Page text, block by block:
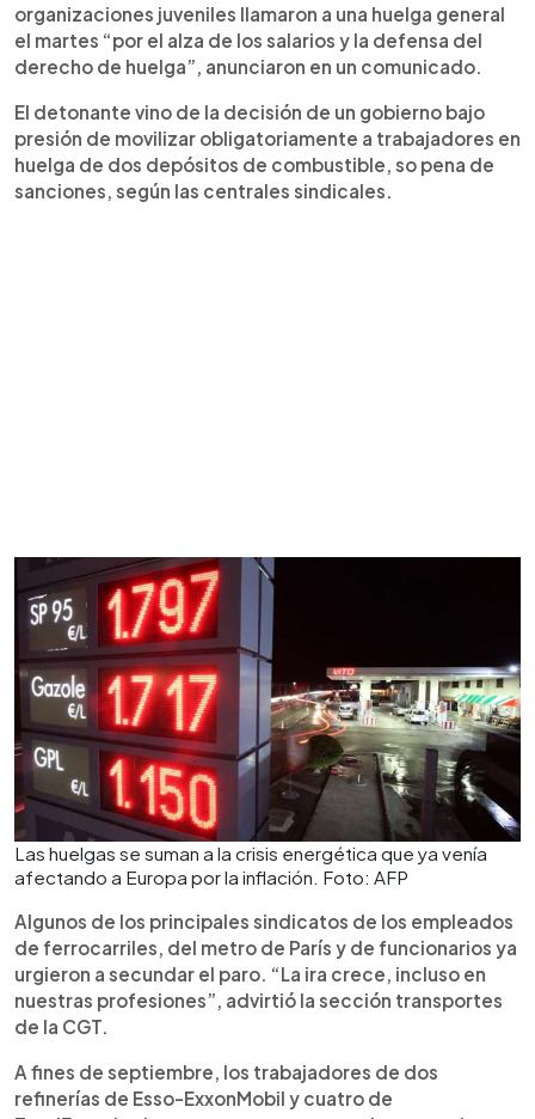
organizaciones juveniles llamaron a una huelga general
el martes “por el alza de los salarios y la defensa del
derecho de huelga”, anunciaron en un comunicado.
El detonante vino de la decisión de un gobierno bajo
presión de movilizar obligatoriamente a trabajadores en
huelga de dos depósitos de combustible, so pena de
sanciones, según las centrales sindicales.
Las huelgas se suman a la crisis energética que ya venía
afectando a Europa por la inflación. Foto: AFP
Algunos de los principales sindicatos de los empleados
de ferrocarriles, del metro de París y de funcionarios ya
urgieron a secundar el paro. “La ira crece, incluso en
nuestras profesiones”, advirtió la sección transportes
de la CGT.
A fines de septiembre, los trabajadores de dos
refinerías de Esso-ExxonMobil y cuatro de